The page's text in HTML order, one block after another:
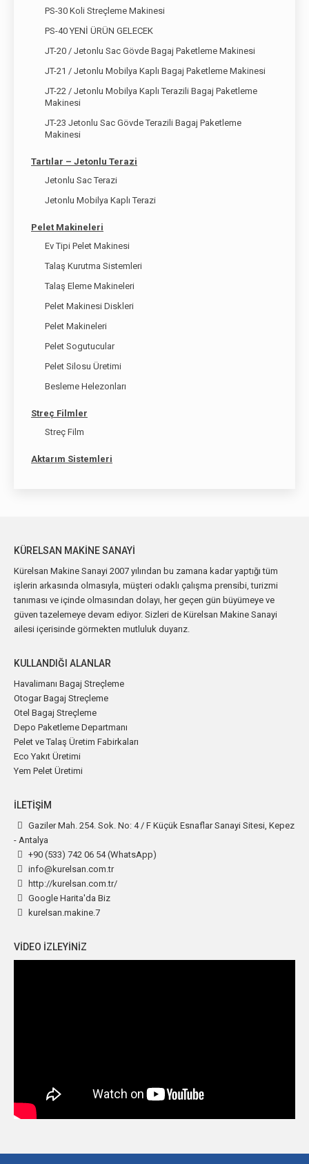
PS-30 Koli Streçleme Makinesi
PS-40 YENİ ÜRÜN GELECEK
JT-20 / Jetonlu Sac Gövde Bagaj Paketleme Makinesi
JT-21 / Jetonlu Mobilya Kaplı Bagaj Paketleme Makinesi
JT-22 / Jetonlu Mobilya Kaplı Terazili Bagaj Paketleme
Makinesi
JT-23 Jetonlu Sac Gövde Terazili Bagaj Paketleme
Makinesi
Tartılar – Jetonlu Terazi
Jetonlu Sac Terazi
Jetonlu Mobilya Kaplı Terazi
Pelet Makineleri
Ev Tipi Pelet Makinesi
Talaş Kurutma Sistemleri
Talaş Eleme Makineleri
Pelet Makinesi Diskleri
Pelet Makineleri
Pelet Sogutucular
Pelet Silosu Üretimi
Besleme Helezonları
Streç Filmler
Streç Film
Aktarım Sistemleri
KÜRELSAN MAKINE SANAYI
Kürelsan Makine Sanayi 2007 yılından bu zamana kadar yaptığı tüm
işlerin arkasında olmasıyla, müşteri odaklı çalışma prensibi, turizmi
tanıması ve içinde olmasından dolayı, her geçen gün büyümeye ve
güven tazelemeye devam ediyor. Sizleri de Kürelsan Makine Sanayi
ailesi içerisinde görmekten mutluluk duyarız.
KULLANDIĞI ALANLAR
Havalimanı Bagaj Streçleme
Otogar Bagaj Streçleme
Otel Bagaj Streçleme
Depo Paketleme Departmanı
Pelet ve Talaş Üretim Fabirkaları
Eco Yakıt Üretimi
Yem Pelet Üretimi
İLETIŞIM
Gaziler Mah. 254. Sok. No: 4 / F Küçük Esnaflar Sanayi Sitesi, Kepez
- Antalya
+90 (533) 742 06 54(WhatsApp)
info@kurelsan.com.tr
http://kurelsan.com.tr/
Google Harita'da Biz
kurelsan.makine.7
VIDEO IZLEYINIZ